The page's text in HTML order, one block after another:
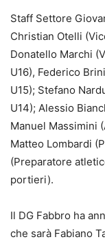
Staff Settore
Christian Otelli
Donatello Marchi
U16), Federico
U15); Stefano
U14); Alessio
Manuel Massimini
Matteo Lombardi
(Preparatore
portieri).
Il DG Fabbro ha
che sarà Fabiano